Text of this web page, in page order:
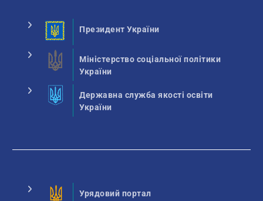
Президент України
Міністерство соціальної політики
України
Державна служба якості освіти
України
Урядовий портал